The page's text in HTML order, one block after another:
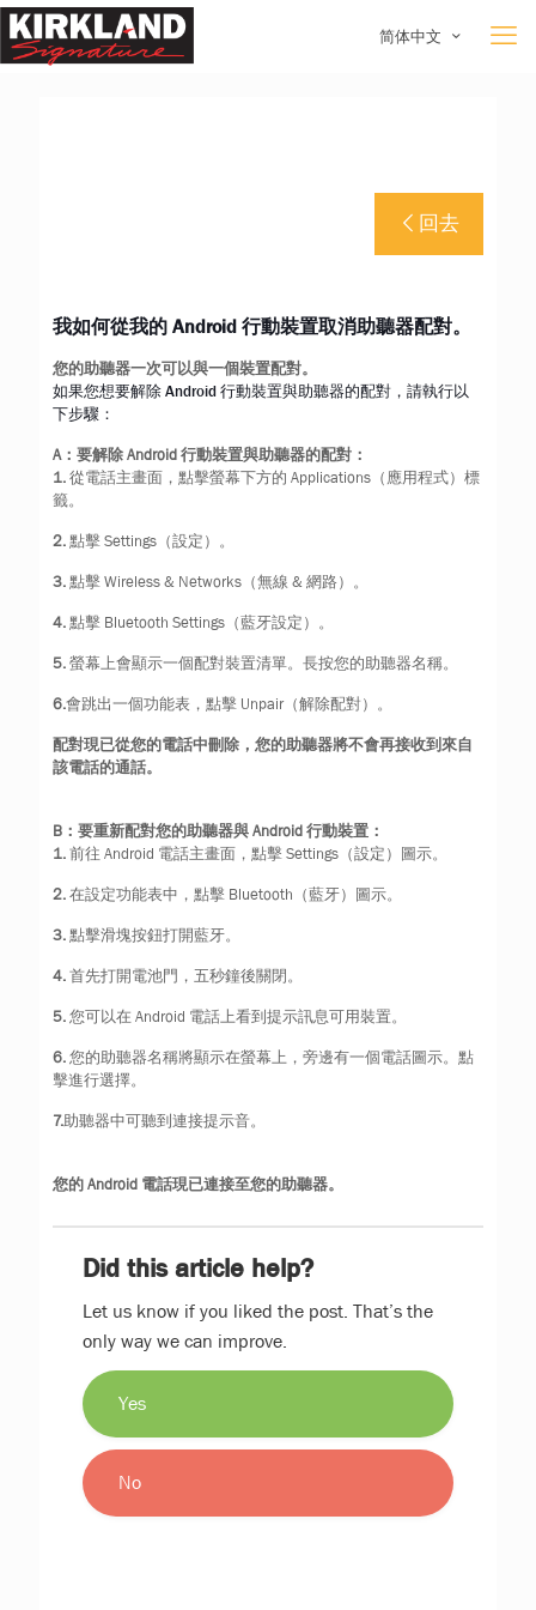
简体中文
回去
我如何從我的 Android 行動裝置取消助聽器配對。
您的助聽器一次可以與一個裝置配對。
如果您想要解除 Android 行動裝置與助聽器的配對，請執行以
下步驟：
A：要解除 Android 行動裝置與助聽器的配對：
1.從電話主畫面，點擊螢幕下方的 Applications（應用程式）標
籤。
2.點擊 Settings（設定）。
3.點擊 Wireless & Networks（無線 & 網路）。
4.點擊 Bluetooth Settings（藍牙設定）。
5.螢幕上會顯示一個配對裝置清單。長按您的助聽器名稱。
6.會跳出一個功能表，點擊 Unpair（解除配對）。
配對現已從您的電話中刪除，您的助聽器將不會再接收到來自
該電話的通話。
B：要重新配對您的助聽器與 Android 行動裝置：
1.前往 Android 電話主畫面，點擊 Settings（設定）圖示。
2.在設定功能表中，點擊 Bluetooth（藍牙）圖示。
3.點擊滑塊按鈕打開藍牙。
4.首先打開電池門，五秒鐘後關閉。
5.您可以在 Android 電話上看到提示訊息可用裝置。
6.您的助聽器名稱將顯示在螢幕上，旁邊有一個電話圖示。點
擊進行選擇。
7.助聽器中可聽到連接提示音。
您的 Android 電話現已連接至您的助聽器。
Did this article help?
Let us know if you liked the post. That’s the
only way we can improve.
Yes
No